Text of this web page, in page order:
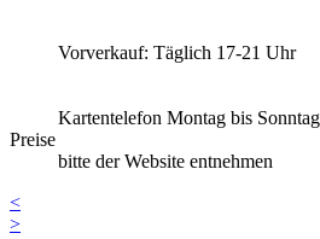
Vorverkauf: Täglich 17-21 Uhr
Kartentelefon Montag bis
Preise
bitte der Website entnehmen
<
>